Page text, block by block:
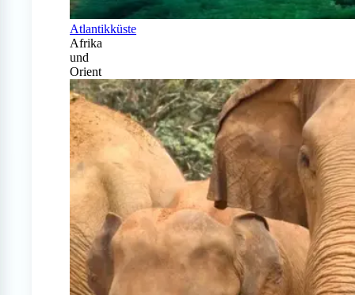
Atlantikküste
Afrika
und
Orient